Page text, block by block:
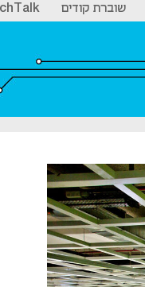
שוברת קודים